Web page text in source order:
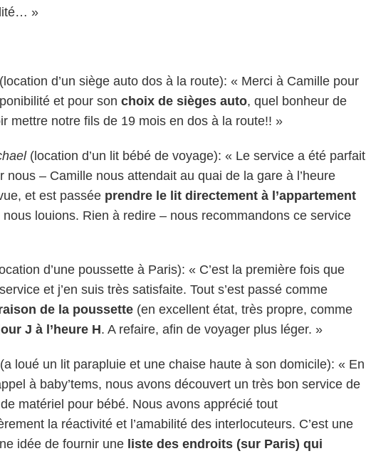
»
d’un siège auto dos à la route): « Merci à Camille pour
et pour son choix de sièges auto, quel bonheur de
mettre notre fils de 19 mois en dos à la route!! »
(location d’un lit bébé de voyage): « Le service a été parfait
nous – Camille nous attendait au quai de la gare à l’heure
et est passée prendre le lit directement à l’appartement
nous louions. Rien à redire – nous recommandons ce service
d’une poussette à Paris): « C’est la première fois que
et j’en suis très satisfaite. Tout s’est passé comme
de la poussette(en excellent état, très propre, comme
J à l’heure H. A refaire, afin de voyager plus léger. »
loué un lit parapluie et une chaise haute à son domicile): « En
à baby’tems, nous avons découvert un très bon service de
matériel pour bébé. Nous avons apprécié tout
la réactivité et l’amabilité des interlocuteurs. C’est une
idée de fournir une liste des endroits (sur Paris) qui